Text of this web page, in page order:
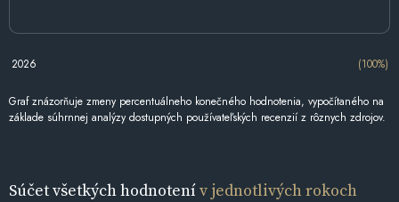
2026 (100%)
Graf znázorňuje zmeny percentuálneho konečného hodnotenia, vypočítaného na
základe súhrnnej analýzy dostupných používateľských recenzií z rôznych zdrojov.
Súčet všetkých hodnotenív jednotlivých rokoch